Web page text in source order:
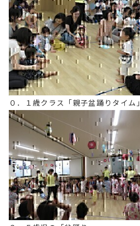
０．１歳クラス「親子盆踊りタイム」